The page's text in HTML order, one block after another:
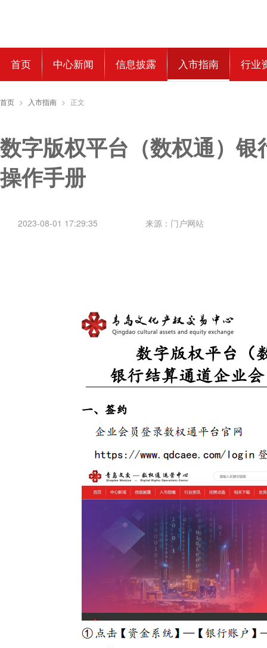
首页 中心新闻 信息披露 入市指南 行业
首页 > 入市指南 > 正文
数字版权平台（数权通）
操作手册
2023-08-01 17:29:35 来源：门户网站